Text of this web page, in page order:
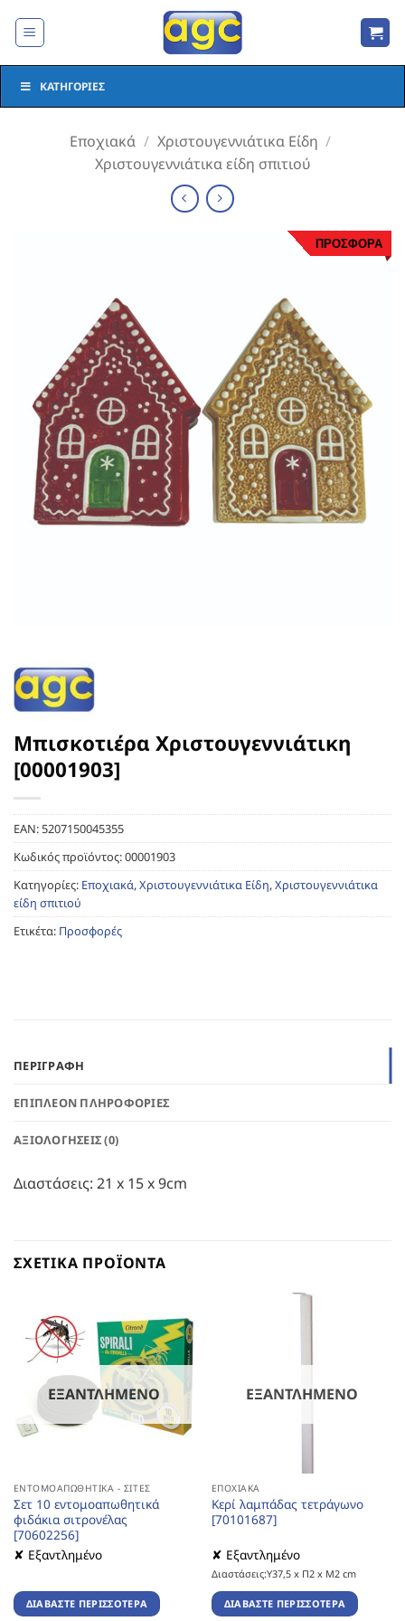
στο
ΚΑΤΗΓΟΡΊΕΣ
Εποχιακά / Χριστουγεννιάτικα Είδη /
Χριστουγεννιάτικα είδη σπιτιού
ΠΡΟΣΦΟΡΑ
Μπισκοτιέρα Χριστουγεννιάτικη
[00001903]
EAN:5207150045355
Κωδικός προϊόντος:00001903
Κατηγορίες: Εποχιακά,Χριστουγεννιάτικα Είδη,Χριστουγεννιάτικα
είδη σπιτιού
Ετικέτα: Προσφορές
ΠΕΡΙΓΡΑΦΉ
ΕΠΙΠΛΈΟΝ ΠΛΗΡΟΦΟΡΊΕΣ
ΑΞΙΟΛΟΓΉΣΕΙΣ (0)
Διαστάσεις: 21 x 15 x 9cm
ΣΧΕΤΙΚΆ ΠΡΟΪΌΝΤΑ
ΕΞΑΝΤΛΗΜΈΝΟ
ΕΝΤΟΜΟΑΠΩΘΗΤΙΚΆ - ΣΊΤΕΣ
Σετ 10 εντομοαπωθητικά
φιδάκια σιτρονέλας
[70602256]
✘ Εξαντλημένο
ΔΙΑΒΆΣΤΕ ΠΕΡΙΣΣΌΤΕΡΑ
ΕΞΑΝΤΛΗΜΈΝΟ
ΕΠΟΧΙΑΚΆ
Κερί λαμπάδας τετράγωνο
[70101687]
✘ Εξαντλημένο
Διαστάσεις:Υ37,5 x Π2 x Μ2 cm
ΔΙΑΒΆΣΤΕ ΠΕΡΙΣΣΌΤΕΡΑ